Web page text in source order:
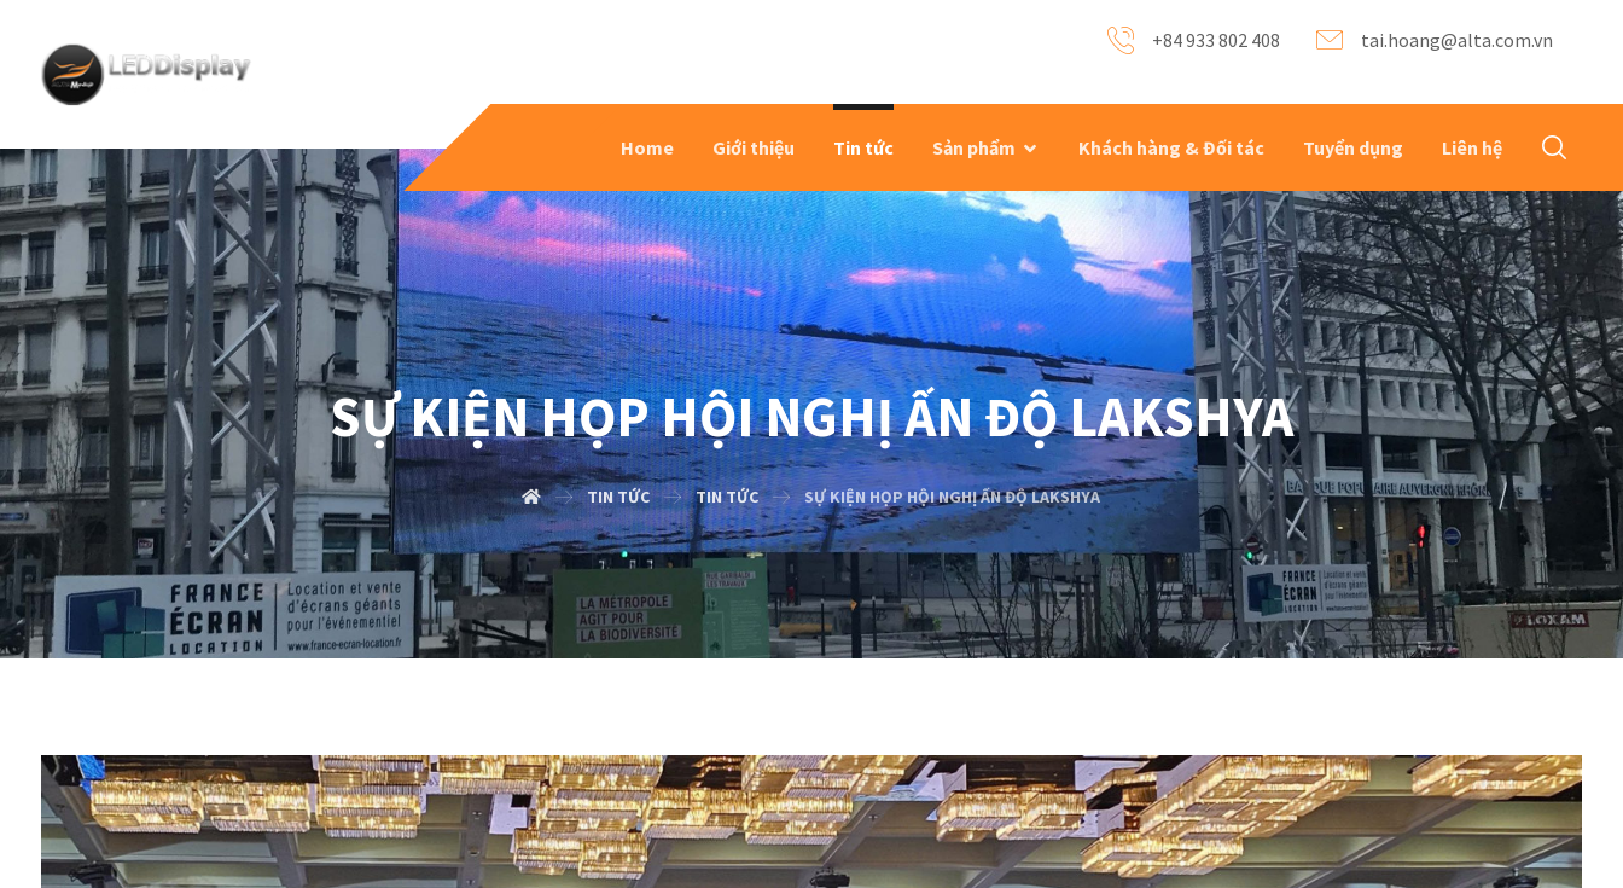
tai.hoang@alta.com.vn
+84 933 802 408
Home Giới thiệu Tin tức Sản phẩm Khách hàng & Đối tác Tuyển dụng Liên hệ
SỰ KIỆN HỌP HỘI NGHỊ ẤN ĐỘ LAKSHYA
TIN TỨC TIN TỨC SỰ KIỆN HỌP HỘI NGHỊ ẤN ĐỘ LAKSHYA